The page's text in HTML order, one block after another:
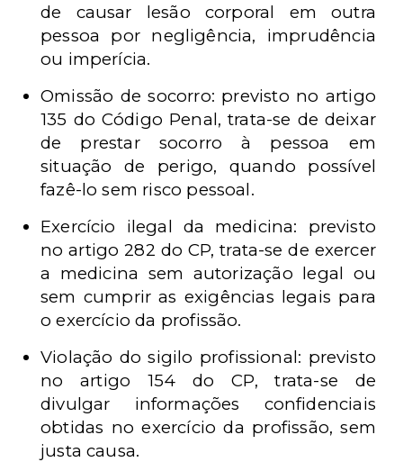
de causar lesão corporal em outra
pessoa por negligência, imprudência
ou imperícia.
Omissão de socorro: previsto no artigo
135 do Código Penal, trata-se de deixar
de prestar socorro à pessoa em
situação de perigo, quando possível
fazê-lo sem risco pessoal.
Exercício ilegal da medicina: previsto
no artigo 282 do CP, trata-se de exercer
a medicina sem autorização legal ou
sem cumprir as exigências legais para
o exercício da profissão.
Violação do sigilo profissional: previsto
no artigo 154 do CP, trata-se de
divulgar informações confidenciais
obtidas no exercício da profissão, sem
justa causa.